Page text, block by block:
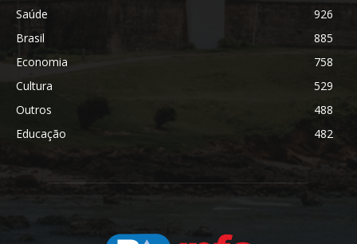
Saúde
926
Brasil
885
Economia
758
Cultura
529
Outros
488
Educação
482